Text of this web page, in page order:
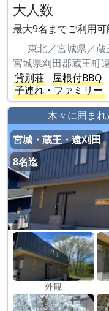
大人数
最大9名までご利用可
東北／宮城県／蔵
宮城県刈田郡蔵王町
貸別荘
屋根付BBQ
子連れ・ファミリー
木々に囲ま
宮城・蔵王・遠刈田
8名迄
外観